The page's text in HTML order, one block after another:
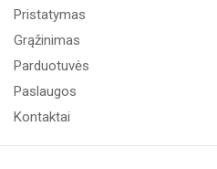
Pristatymas
Grąžinimas
Parduotuvės
Paslaugos
Kontaktai